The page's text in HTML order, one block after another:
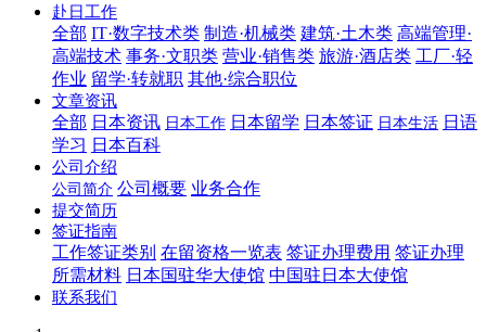
赴日工作
全部 IT·数字技术类 制造·机械类 建筑·土木类 高端管理·
高端技术 事务·文职类 营业·销售类 旅游·酒店类 工厂·轻
作业 留学·转就职 其他·综合职位
文章资讯
全部 日本资讯 日本工作 日本留学 日本签证 日本生活 日语
学习 日本百科
公司介绍
公司简介 公司概要 业务合作
提交简历
签证指南
工作签证类别 在留资格一览表 签证办理费用 签证办理
所需材料 日本国驻华大使馆 中国驻日本大使馆
联系我们